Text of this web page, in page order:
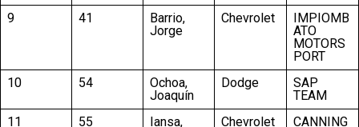
9
41
Barrio,
Jorge
Chevrolet
IMPIOMB
ATO
MOTORS
PORT
10
54
Ochoa,
Joaquín
Dodge
SAP
TEAM
11
55
Iansa,
Chevrolet
CANNING